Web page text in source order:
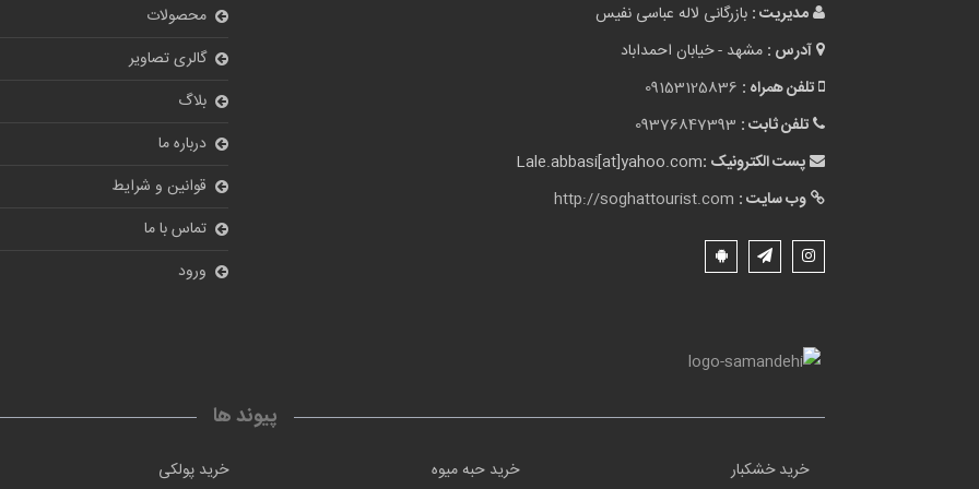
مدیریت : بازرگانی لاله عباسی نفیس
آدرس : مشهد - خیابان احمداباد
تلفن همراه : 09153125836
تلفن ثابت : 09376847393
پست الکترونیک :Lale.abbasi[at]yahoo.com
وب سایت : http://soghattourist.com
محصولات
گالری تصاویر
بلاگ
درباره ما
قوانین و شرایط
تماس با ما
ورود
پیوند ها
خرید خشکبار خرید حبه میوه خرید پولکی